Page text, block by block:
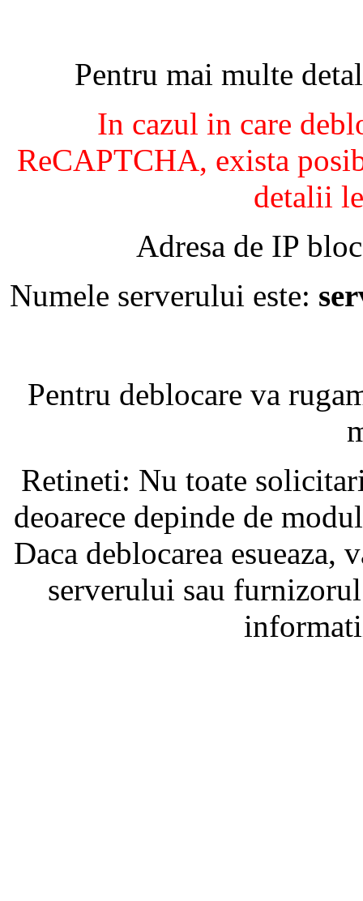
Pentru mai multe
In cazul in care
ReCAPTCHA, exista
detalii
Adresa de IP
Numele serverului este:
Pentru deblocare va
Retineti: Nu toate
deoarece depinde de
Daca deblocarea
serverului sau